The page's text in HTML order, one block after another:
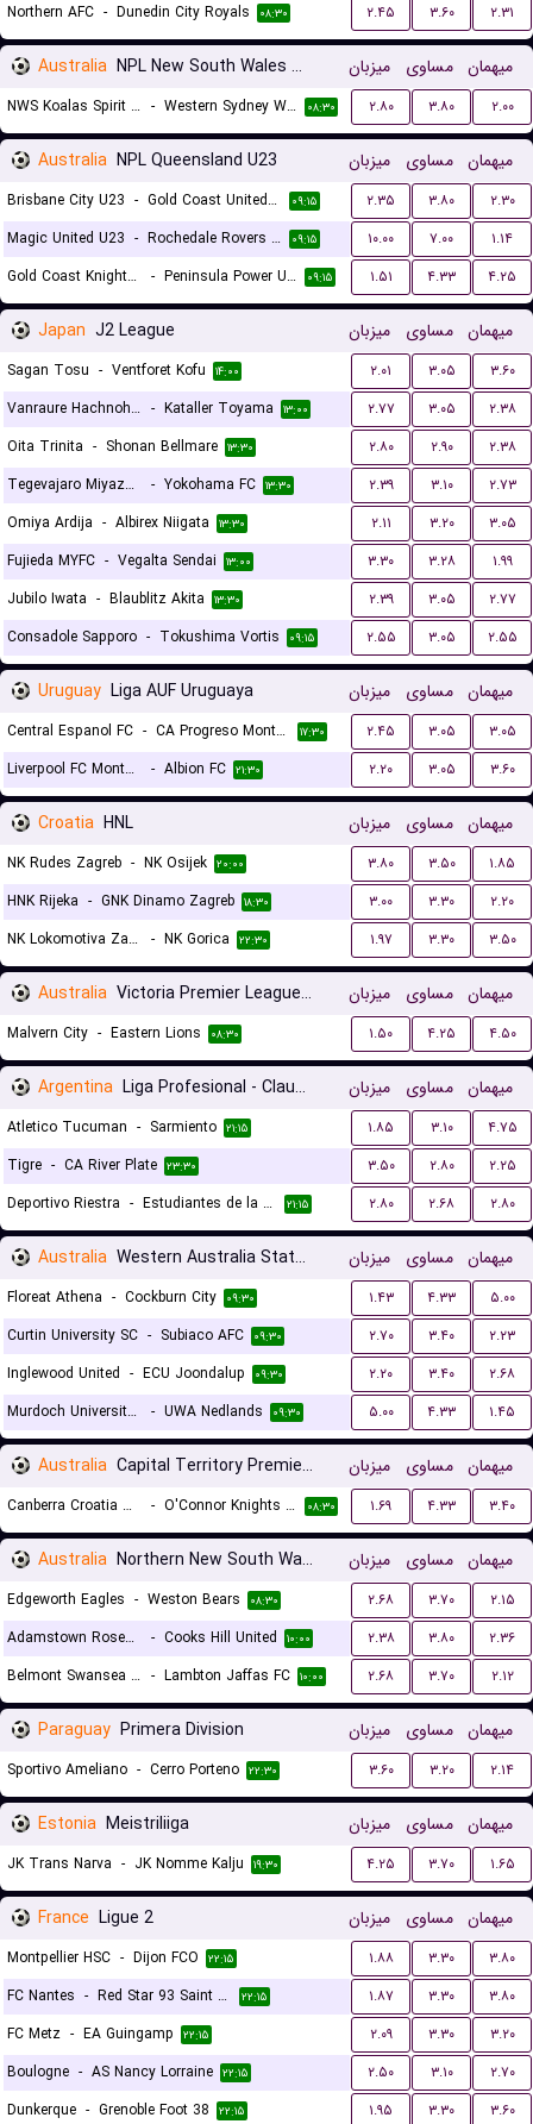
Northern AFC - Dunedin City Royals ۰۸:۳۰ ۲.۴۵ ۳.۶۰ ۲.۳۱
Australia NPL New South Wales Women میزبان مساوی میهمان
NWS Koalas Spirit (W) - Western Sydney Wanderers II (W) ۰۸:۳۰ ۲.۸۰ ۳.۸۰ ۲.۰۰
Australia NPL Queensland U23 میزبان مساوی میهمان
Brisbane City U23 - Gold Coast United U23 ۰۹:۱۵ ۲.۳۵ ۳.۸۰
۲.۳۰
Magic United U23 - Rochedale Rovers U23 ۰۹:۱۵ ۱۰.۰۰ ۷.۰۰
۱.۱۴
Gold Coast Knights U23
- Peninsula Power U23 ۰۹:۱۵ ۱.۵۱ ۴.۳۳ ۴.۲۵
Japan J2 League میزبان مساوی میهمان
Sagan Tosu - Ventforet Kofu ۱۴:۰۰ ۲.۰۱ ۳.۰۵
۳.۶۰
Vanraure Hachnohe FC - Kataller Toyama ۱۳:۰۰ ۲.۷۷ ۳.۰۵
۲.۳۸
Oita Trinita - Shonan Bellmare ۱۳:۳۰ ۲.۸۰ ۲.۹۰
۲.۳۸
Tegevajaro Miyazaki
- Yokohama FC ۱۳:۳۰ ۲.۳۹ ۳.۱۰
۲.۷۳
Omiya Ardija - Albirex Niigata ۱۳:۳۰ ۲.۱۱ ۳.۲۰
۳.۰۵
Fujieda MYFC - Vegalta Sendai ۱۳:۰۰ ۳.۳۰ ۳.۲۸
۱.۹۹
Jubilo Iwata - Blaublitz Akita ۱۳:۳۰ ۲.۳۹ ۳.۰۵
۲.۷۷
Consadole Sapporo - Tokushima Vortis ۰۹:۱۵ ۲.۵۵ ۳.۰۵ ۲.۵۵
Uruguay Liga AUF Uruguaya میزبان مساوی میهمان
Central Espanol FC - CA Progreso Montevideo ۱۷:۳۰ ۲.۴۵ ۳.۰۵
۳.۰۵
Liverpool FC Montevideo
- Albion FC ۲۱:۳۰ ۲.۲۰ ۳.۰۵ ۳.۶۰
Croatia HNL میزبان مساوی میهمان
NK Rudes Zagreb - NK Osijek ۲۰:۰۰ ۳.۸۰ ۳.۵۰
۱.۸۵
HNK Rijeka - GNK Dinamo Zagreb ۱۸:۳۰ ۳.۰۰ ۳.۳۰
۲.۲۰
NK Lokomotiva Zagreb
- NK Gorica ۲۲:۳۰ ۱.۹۷ ۳.۳۰ ۳.۵۰
Australia Victoria Premier League 2 میزبان مساوی میهمان
Malvern City - Eastern Lions ۰۸:۳۰ ۱.۵۰ ۴.۲۵ ۴.۵۰
Argentina Liga Profesional - Clausura میزبان مساوی میهمان
Atletico Tucuman - Sarmiento ۲۱:۱۵ ۱.۸۵ ۳.۱۰
۴.۷۵
Tigre - CA River Plate ۲۳:۳۰ ۳.۵۰ ۲.۸۰
۲.۲۵
Deportivo Riestra - Estudiantes de la Plata ۲۱:۱۵ ۲.۸۰ ۲.۶۸ ۲.۸۰
Australia Western Australia State League 1 میزبان مساوی میهمان
Floreat Athena - Cockburn City ۰۹:۳۰ ۱.۴۳ ۴.۳۳
۵.۰۰
Curtin University SC - Subiaco AFC ۰۹:۳۰ ۲.۷۰ ۳.۴۰
۲.۲۳
Inglewood United - ECU Joondalup ۰۹:۳۰ ۲.۲۰ ۳.۴۰
۲.۶۸
Murdoch University Melville
- UWA Nedlands ۰۹:۳۰ ۵.۰۰ ۴.۳۳ ۱.۴۵
Australia Capital Territory Premier League U23 میزبان مساوی میهمان
Canberra Croatia U23 - O'Connor Knights U23 ۰۸:۳۰ ۱.۶۹ ۴.۳۳ ۳.۴۰
Australia Northern New South Wales میزبان مساوی میهمان
Edgeworth Eagles - Weston Bears ۰۸:۳۰ ۲.۶۸ ۳.۷۰
۲.۱۵
Adamstown Rosebud FC
- Cooks Hill United ۱۰:۰۰ ۲.۳۸ ۳.۸۰
۲.۳۶
Belmont Swansea United FC - Lambton Jaffas FC ۱۰:۰۰ ۲.۶۸ ۳.۷۰ ۲.۱۲
Paraguay Primera Division میزبان مساوی میهمان
Sportivo Ameliano - Cerro Porteno ۲۲:۳۰ ۳.۶۰ ۳.۲۰ ۲.۱۴
Estonia Meistriliiga میزبان مساوی میهمان
JK Trans Narva - JK Nomme Kalju ۱۹:۳۰ ۴.۲۵ ۳.۷۰ ۱.۶۵
France Ligue 2 میزبان مساوی میهمان
Montpellier HSC - Dijon FCO ۲۲:۱۵ ۱.۸۸ ۳.۳۰
۳.۸۰
FC Nantes - Red Star 93 Saint Ouen ۲۲:۱۵ ۱.۸۷ ۳.۳۰
۳.۸۰
FC Metz - EA Guingamp ۲۲:۱۵ ۲.۰۹ ۳.۳۰
۳.۲۰
Boulogne - AS Nancy Lorraine ۲۲:۱۵ ۲.۵۰ ۳.۱۰
۲.۷۰
Dunkerque - Grenoble Foot 38 ۲۲:۱۵ ۱.۹۵ ۳.۳۰ ۳.۶۰